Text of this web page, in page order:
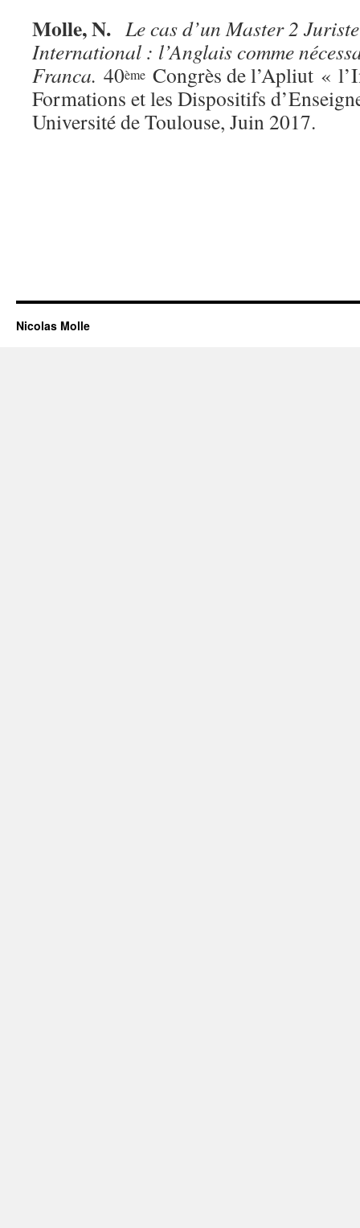
Molle, N. Le cas d’un Master 2
International : l’Anglais comme
Franca. 40ème Congrès de l’Apliut «
Formations et les Dispositifs
Université de Toulouse, Juin 2017.
Nicolas Molle